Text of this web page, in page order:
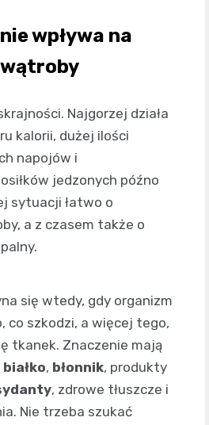
wpływa na
Najgorzej działa
kalorii, dużej ilości
napojów i
jedzonych późno
sytuacji łatwo o
a z czasem także o
się wtedy, gdy organizm
co szkodzi, a więcej tego,
tkanek. Znaczenie mają
białko, błonnik, produkty
, zdrowe tłuszcze i
Nie trzeba szukać